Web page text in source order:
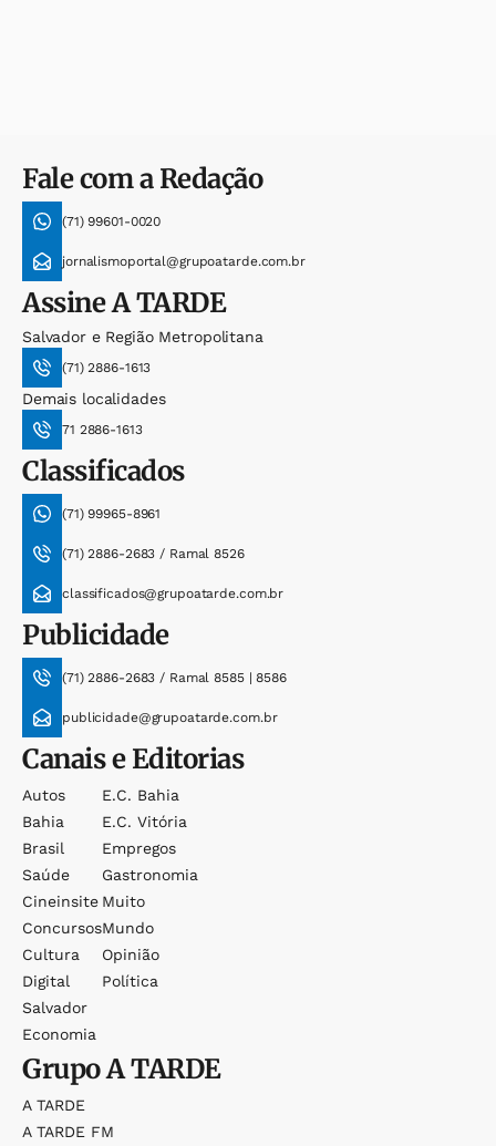
Fale com a Redação
(71) 99601-0020
jornalismoportal@grupoatarde.com.br
AssineA TARDE
Salvador e Região Metropolitana
(71) 2886-1613
Demais localidades
71 2886-1613
Classificados
(71) 99965-8961
(71) 2886-2683 / Ramal 8526
classificados@grupoatarde.com.br
Publicidade
(71) 2886-2683 / Ramal 8585 | 8586
publicidade@grupoatarde.com.br
Canais e Editorias
Autos
Bahia
Brasil
Saúde
Cineinsite
Concursos
Cultura
Digital
Salvador
Economia
E.c. Bahia
E.c. Vitória
Empregos
Gastronomia
Muito
Mundo
Opinião
Política
GrupoA TARDE
A TARDE
A TARDE FM